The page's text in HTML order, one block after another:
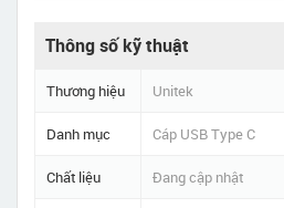
Thông số kỹ thuật
Thương hiệu Unitek
Danh mục Cáp USB Type C
Chất liệu Đang cập nhật